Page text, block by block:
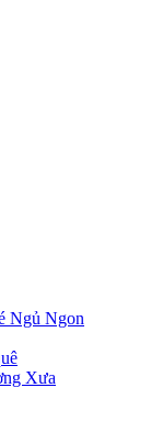
Ngủ Ngon
Xưa